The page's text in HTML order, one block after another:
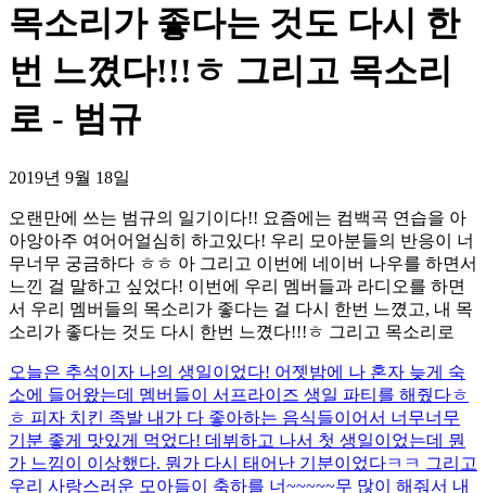
목소리가 좋다는 것도 다시 한
번 느꼈다!!!ㅎ 그리고 목소리
로 - 범규
2019년 9월 18일
오랜만에 쓰는 범규의 일기이다!! 요즘에는 컴백곡 연습을 아
아앙아주 여어어얼심히 하고있다! 우리 모아분들의 반응이 너
무너무 궁금하다 ㅎㅎ 아 그리고 이번에 네이버 나우를 하면서
느낀 걸 말하고 싶었다! 이번에 우리 멤버들과 라디오를 하면
서 우리 멤버들의 목소리가 좋다는 걸 다시 한번 느꼈고, 내 목
소리가 좋다는 것도 다시 한번 느꼈다!!!ㅎ 그리고 목소리로
오늘은 추석이자 나의 생일이었다! 어젯밤에 나 혼자 늦게 숙
소에 들어왔는데 멤버들이 서프라이즈 생일 파티를 해줬다ㅎ
ㅎ 피자 치킨 족발 내가 다 좋아하는 음식들이어서 너무너무
기분 좋게 맛있게 먹었다! 데뷔하고 나서 첫 생일이었는데 뭔
가 느낌이 이상했다. 뭔가 다시 태어난 기분이었다ㅋㅋ 그리고
우리 사랑스러운 모아들이 축하를 너~~~~~무 많이 해줘서 내